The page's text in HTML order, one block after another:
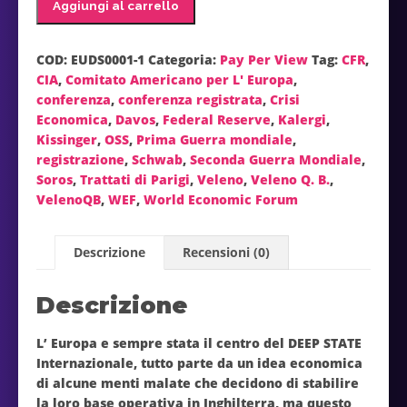
del
deep
state
Secondo
appuntamento
"registrazione"
quantità
Aggiungi al carrello
COD: EUDS0001-1 Categoria: Pay Per View Tag: CFR,
CIA, Comitato Americano per L' Europa,
conferenza, conferenza registrata, Crisi
Economica, Davos, Federal Reserve, Kalergi,
Kissinger, OSS, Prima Guerra mondiale,
registrazione, Schwab, Seconda Guerra Mondiale,
Soros, Trattati di Parigi, Veleno, Veleno Q. B.,
VelenoQB, WEF, World Economic Forum
Descrizione Recensioni (0)
Descrizione
L’ Europa e sempre stata il centro del DEEP STATE
Internazionale, tutto parte da un idea economica
di alcune menti malate che decidono di stabilire
la loro base operativa in Inghilterra, ma questo